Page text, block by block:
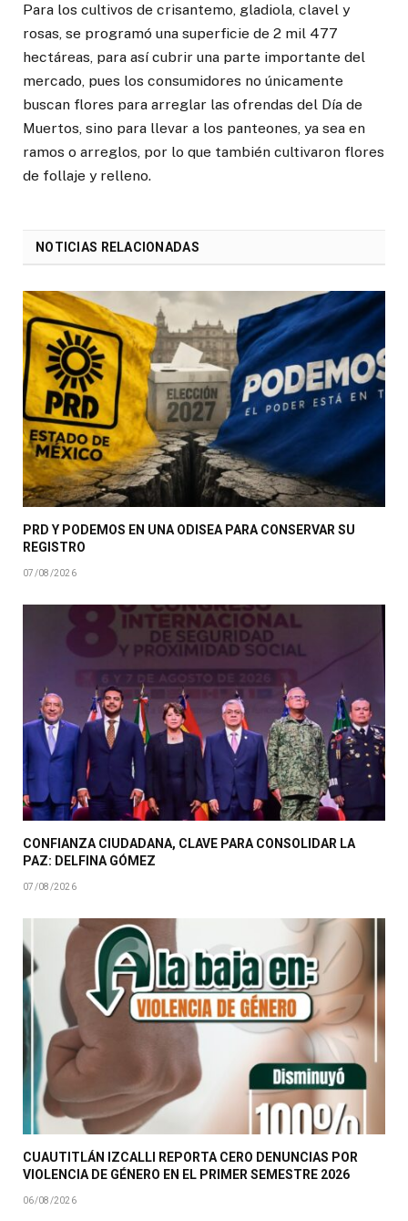
Para los cultivos de crisantemo, gladiola, clavel y
rosas, se programó una superficie de 2 mil 477
hectáreas, para así cubrir una parte importante del
mercado, pues los consumidores no únicamente
buscan flores para arreglar las ofrendas del Día de
Muertos, sino para llevar a los panteones, ya sea en
ramos o arreglos, por lo que también cultivaron flores
de follaje y relleno.
NOTICIAS RELACIONADAS
PRD Y PODEMOS EN UNA ODISEA PARA CONSERVAR SU
REGISTRO
07/08/2026
CONFIANZA CIUDADANA, CLAVE PARA CONSOLIDAR LA
PAZ: DELFINA GÓMEZ
07/08/2026
CUAUTITLÁN IZCALLI REPORTA CERO DENUNCIAS POR
VIOLENCIA DE GÉNERO EN EL PRIMER SEMESTRE 2026
06/08/2026